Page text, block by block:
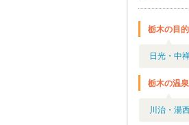
栃木の目
日光・中
栃木の温
川治・湯